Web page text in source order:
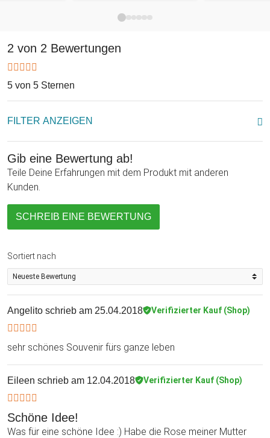
Namenspersonalisierung. Küre Deine Mama zur Weltbesten
2 von 2 Bewertungen
5 von 5 Sternen
FILTER ANZEIGEN
Gib eine Bewertung ab!
Teile Deine Erfahrungen mit dem Produkt mit anderen
Kunden.
SCHREIB EINE BEWERTUNG
Sortiert nach
Angelito schrieb am 25.04.2018 Verifizierter Kauf (Shop)
sehr schönes Souvenir fürs ganze leben
Eileen schrieb am 12.04.2018 Verifizierter Kauf (Shop)
Schöne Idee!
Was für eine schöne Idee :) Habe die Rose meiner Mutter